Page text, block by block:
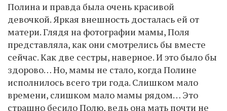
Полина и правда была очень красивой
девочкой. Яркая внешность досталась ей от
матери. Глядя на фотографии мамы, Поля
представляла, как они смотрелись бы вместе
сейчас. Как две сестры, наверное. И это было бы
здорово… Но, мамы не стало, когда Полине
исполнилось всего три года. Слишком мало
времени, слишком мало мамы рядом… Это
страшно бесило Полю, ведь она мать почти не